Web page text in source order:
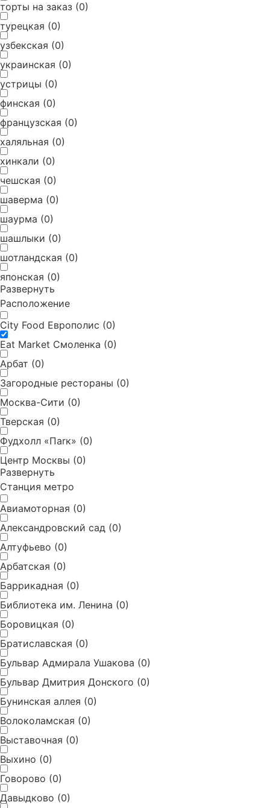
торты на заказ (0)
турецкая (0)
узбекская (0)
украинская (0)
устрицы (0)
финская (0)
французская (0)
халяльная (0)
хинкали (0)
чешская (0)
шаверма (0)
шаурма (0)
шашлыки (0)
шотландская (0)
японская (0)
Развернуть
Расположение
City Food Европолис (0)
Eat Market Смоленка (0)
Арбат (0)
Загородные рестораны (0)
Москва-Сити (0)
Тверская (0)
Фудхолл «Паrк» (0)
Центр Москвы (0)
Развернуть
Станция метро
Авиамоторная (0)
Александровский сад (0)
Алтуфьево (0)
Арбатская (0)
Баррикадная (0)
Библиотека им. Ленина (0)
Боровицкая (0)
Братиславская (0)
Бульвар Адмирала Ушакова (0)
Бульвар Дмитрия Донского (0)
Бунинская аллея (0)
Волоколамская (0)
Выставочная (0)
Выхино (0)
Говорово (0)
Давыдково (0)